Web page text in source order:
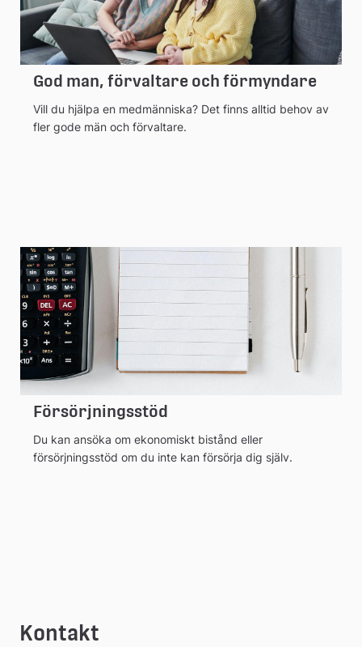
God man, förvaltare och förmyndare
Vill du hjälpa en medmänniska? Det finns alltid behov av
fler gode män och förvaltare.
Försörjningsstöd
Du kan ansöka om ekonomiskt bistånd eller
försörjningsstöd om du inte kan försörja dig själv.
Kontakt